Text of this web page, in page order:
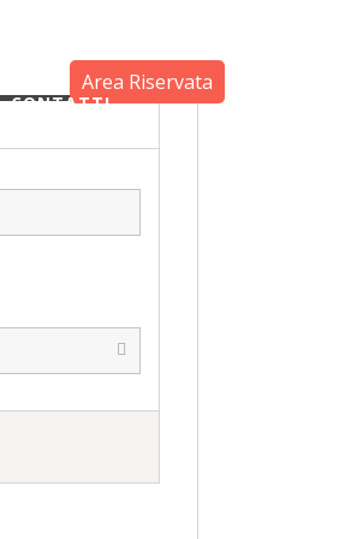
Area Riservata
CONTATTI